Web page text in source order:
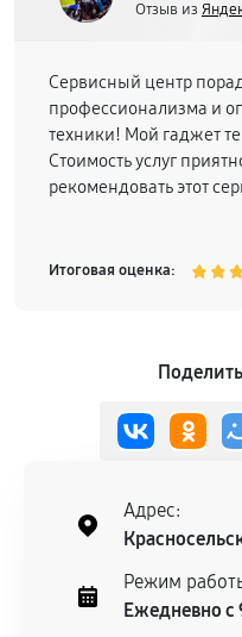
Отзыв из
Сервисный центр
профессионализма и
техники! Мой гаджет
Стоимость услуг
рекомендовать этот
Итоговая оценка:
Адрес:
Режим
Ежедневно с